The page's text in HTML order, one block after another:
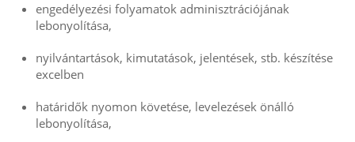
engedélyezési folyamatok adminisztrációjának
lebonyolítása,
nyilvántartások, kimutatások, jelentések, stb. készítése
excelben
határidők nyomon követése, levelezések önálló
lebonyolítása,